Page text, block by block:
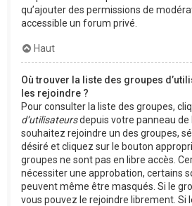
qu’ajouter des permissions de
accessible un forum privé.
Haut
Où trouver la liste des groupes
les rejoindre ?
Pour consulter la liste des groupes,
d’utilisateursdepuis votre panneau de
souhaitez rejoindre un des groupes,
désiré et cliquez sur le bouton
groupes ne sont pas en libre accès.
nécessiter une approbation, certains
peuvent même être masqués. Si le
vous pouvez le rejoindre librement. Si